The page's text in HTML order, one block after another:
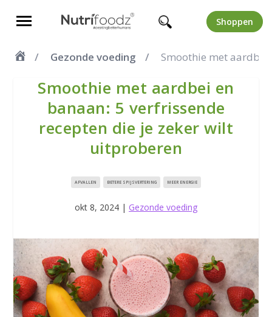
Shoppen
Gezonde voeding Smoothie met
Smoothie met aardbei en
banaan: 5 verfrissende
recepten die je zeker wilt
uitproberen
AFVALLEN BETERE SPIJSVERTERING MEER ENERGIE
okt 8, 2024 | Gezonde voeding